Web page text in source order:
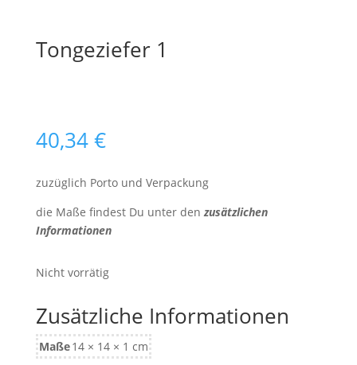
Tongeziefer 1
40,34€
zuzüglich Porto und Verpackung
die Maße findest Du unter denzusätzlichen
Informationen
Nicht vorrätig
Zusätzliche Informationen
Maße14 × 14 × 1 cm